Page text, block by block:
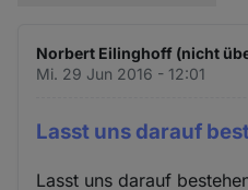
Norbert Eilinghoff (nicht
Mi. 29 Jun 2016 - 12:01
Lasst uns darauf
Lasst uns darauf